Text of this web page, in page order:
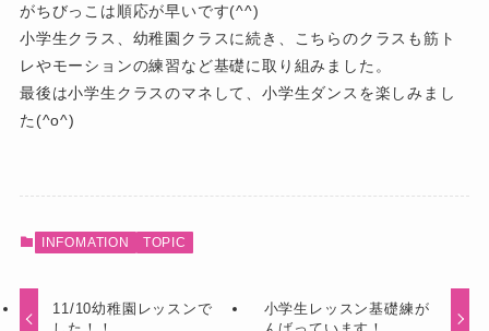
がちびっこは順応が早いです(^^)
小学生クラス、幼稚園クラスに続き、こちらのクラスも筋ト
レやモーションの練習など基礎に取り組みました。
最後は小学生クラスのマネして、小学生ダンスを楽しみまし
た(^o^)
INFOMATION TOPIC
11/10幼稚園レッスンで
小学生レッスン基礎練が